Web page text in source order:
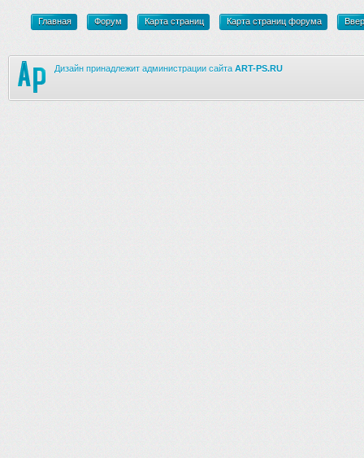
Главная Форум Карта страниц Карта страниц форума
Дизайн принадлежит администрации сайта ART-PS.RU